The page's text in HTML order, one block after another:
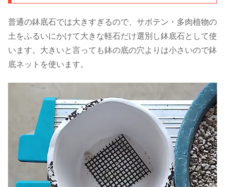
普通の鉢底石では大きすぎるので、サボテン・多肉植物の
土をふるいにかけて大きな軽石だけ選別し鉢底石として使
います。大きいと言っても鉢の底の穴よりは小さいので鉢
底ネットを使います。